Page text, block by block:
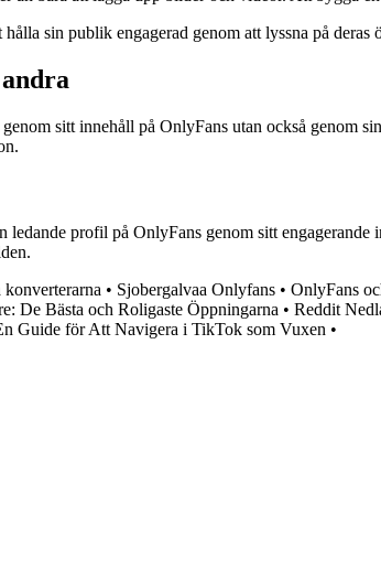
sin publik engagerad genom att lyssna på
sitt innehåll på OnlyFans utan också genom
ledande profil på OnlyFans genom sitt
• Sjobergalvaa Onlyfans • OnlyFans
De Bästa och Roligaste Öppningarna • Reddit
Guide för Att Navigera i TikTok som Vuxen •